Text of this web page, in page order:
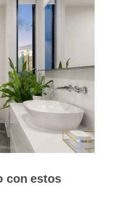
con estos